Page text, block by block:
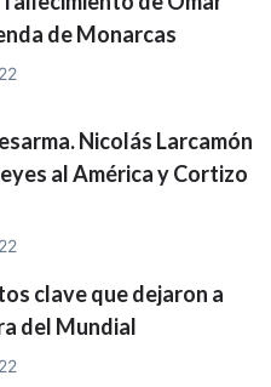
de Monarcas
Nicolás Larcamón
al América y Cortizo
clave que dejaron a
del Mundial